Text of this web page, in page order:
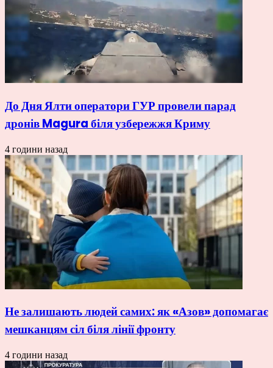
До Дня Ялти оператори ГУР провели парад
дронів Magura біля узбережжя Криму
4 години назад
Не залишають людей самих: як «Азов» допомагає
мешканцям сіл біля лінії фронту
4 години назад